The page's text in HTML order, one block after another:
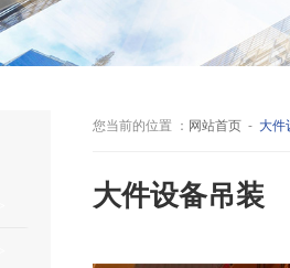
网站首页 大件
大件设备吊装